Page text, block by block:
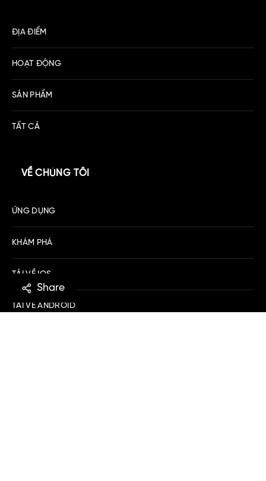
ĐỊA ĐIỂM
HOẠT ĐỘNG
SẢN PHẨM
TẤT CẢ
VỀ CHÚNG TÔI
ỨNG DỤNG
KHÁM PHÁ
TẢI VỀ IOS
TẢI VỀ ANDROID
Share